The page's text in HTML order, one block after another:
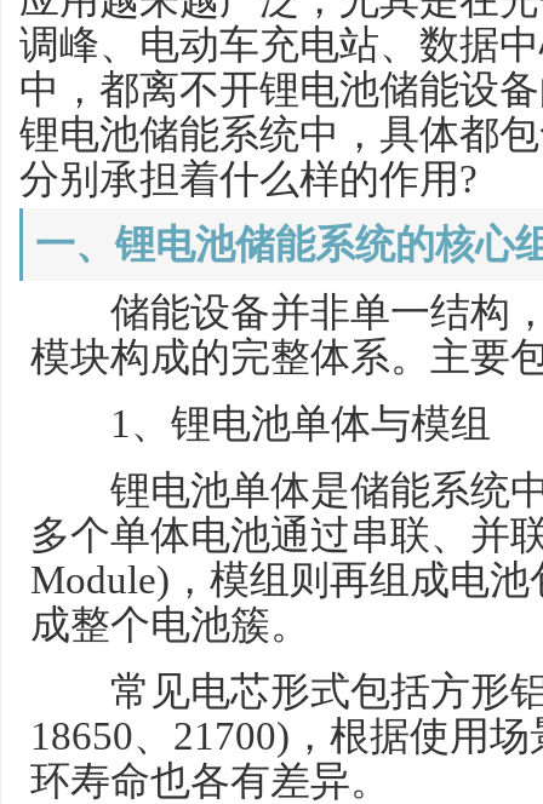
调峰、电动车充电站、数据
中，都离不开锂电池储能设
锂电池储能系统中，具体都
分别承担着什么样的作用?
一、锂电池储能系统的核心
储能设备并非单一结构，
模块构成的完整体系。主要
1、锂电池单体与模组
锂电池单体是储能系统中
多个单体电池通过串联、并
Module)，模组则再组成电池
成整个电池簇。
常见电芯形式包括方形铝
18650、21700)，根据使用
环寿命也各有差异。